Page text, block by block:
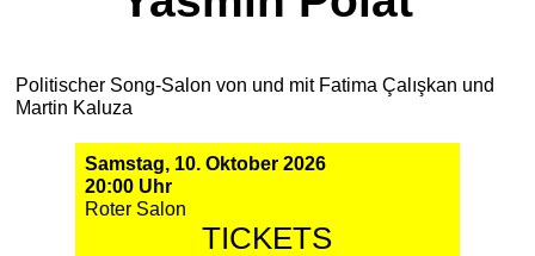
Politischer Song-Salon von und mit Fatima Çalışkan und
Martin Kaluza
Samstag, 10. Oktober 2026
20:00 Uhr
Roter Salon
TICKETS